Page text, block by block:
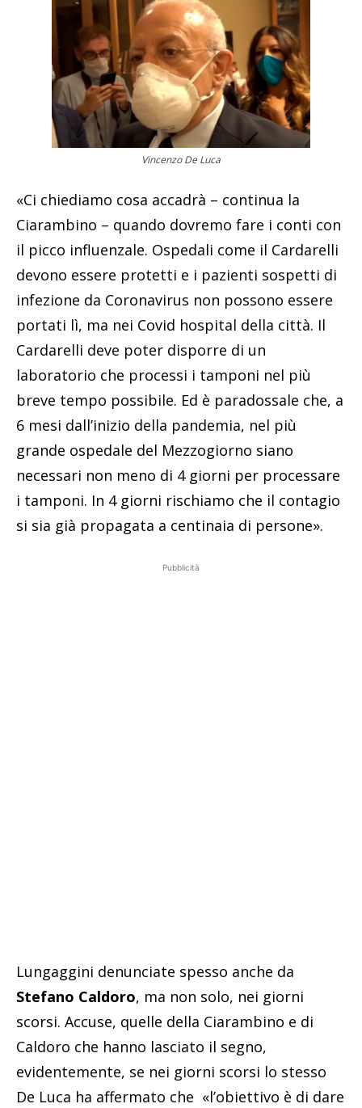
Vincenzo De Luca
«Ci chiediamo cosa accadrà – continua la
Ciarambino – quando dovremo fare i conti con
il picco influenzale. Ospedali come il Cardarelli
devono essere protetti e i pazienti sospetti di
infezione da Coronavirus non possono essere
portati lì, ma nei Covid hospital della città. Il
Cardarelli deve poter disporre di un
laboratorio che processi i tamponi nel più
breve tempo possibile. Ed è paradossale che, a
6 mesi dall’inizio della pandemia, nel più
grande ospedale del Mezzogiorno siano
necessari non meno di 4 giorni per processare
i tamponi. In 4 giorni rischiamo che il contagio
si sia già propagata a centinaia di persone».
Pubblicità
Lungaggini denunciate spesso anche da
Stefano Caldoro, ma non solo, nei giorni
scorsi. Accuse, quelle della Ciarambino e di
Caldoro che hanno lasciato il segno,
evidentemente, se nei giorni scorsi lo stesso
De Luca ha affermato che «l’obiettivo è di dare